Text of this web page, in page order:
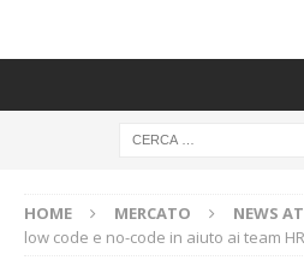
HOME MERCATO NEWS
low code e no-code in aiuto ai team